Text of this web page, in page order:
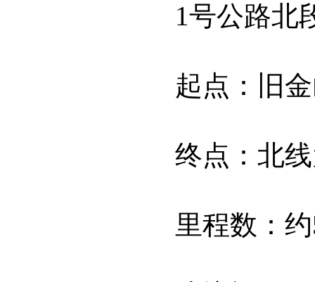
1号公路北段
起点：旧金
终点：北线
里程数：约